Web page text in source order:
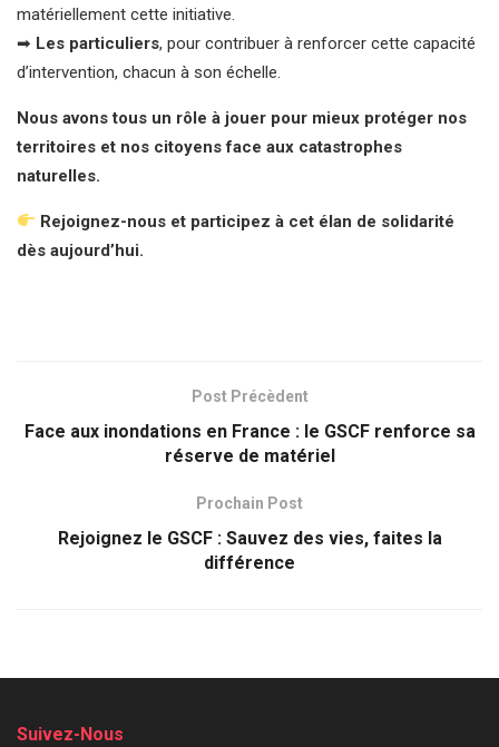
matériellement cette initiative.
➡ Les particuliers, pour contribuer à renforcer cette capacité
d’intervention, chacun à son échelle.
Nous avons tous un rôle à jouer pour mieux protéger nos
territoires et nos citoyens face aux catastrophes
naturelles.
Rejoignez-nous et participez à cet élan de solidarité
dès aujourd’hui.
Post Précèdent
Face aux inondations en France : le GSCF renforce sa
réserve de matériel
Prochain Post
Rejoignez le GSCF : Sauvez des vies, faites la
différence
Suivez-Nous